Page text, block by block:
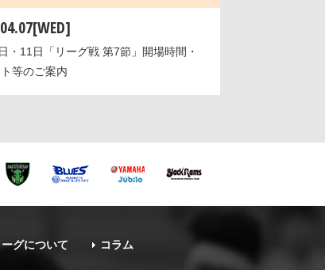
・11日「リーグ戦 第7節」開場時間・
等のご案内
ーグについて コラム